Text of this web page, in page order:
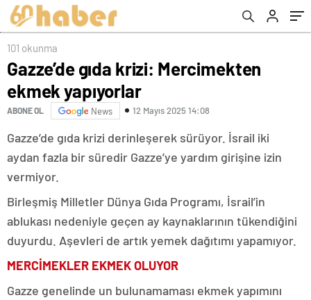
101 okunma
Gazze’de gıda krizi: Mercimekten
ekmek yapıyorlar
ABONE OL News 12 Mayıs 2025 14:08
Gazze’de gıda krizi derinleşerek sürüyor. İsrail iki
aydan fazla bir süredir Gazze’ye yardım girişine izin
vermiyor.
Birleşmiş Milletler Dünya Gıda Programı, İsrail’in
ablukası nedeniyle geçen ay kaynaklarının tükendiğini
duyurdu. Aşevleri de artık yemek dağıtımı yapamıyor.
MERCİMEKLER EKMEK OLUYOR
Gazze genelinde un bulunamaması ekmek yapımını